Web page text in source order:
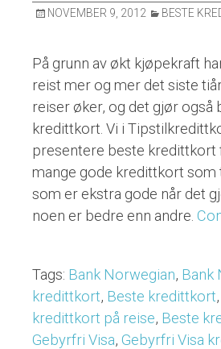
NOVEMBER 9, 2012 BESTE
På grunn av økt kjøpekraft
reist mer og mer det siste
reiser øker, og det gjør også
kredittkort. Vi i
presentere beste kredittkort
mange gode kredittkort som
som er ekstra gode når det
noen er bedre enn andre.
Tags: Bank Norwegian, Bank
kredittkort, Beste kredittkort,
kredittkort på reise, Beste
Gebyrfri Visa, Gebyrfri Visa